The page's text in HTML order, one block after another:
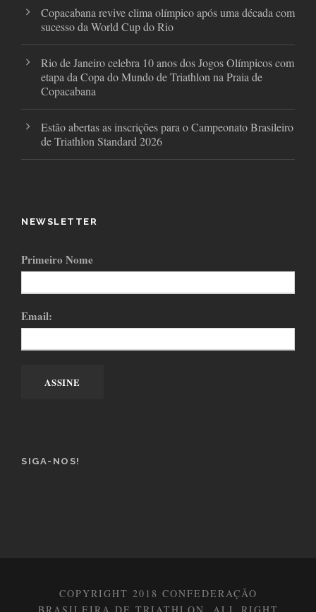
Copacabana revive clima olímpico após uma década com
sucesso da World Cup do Rio
Rio de Janeiro celebra 10 anos dos Jogos Olímpicos com
etapa da Copa do Mundo de Triathlon na Praia de
Copacabana
Estão abertas as inscrições para o Campeonato Brasileiro
de Triathlon Standard 2026
NEWSLETTER
Primeiro Nome
Email:
SIGA-NOS!
COPYRIGHT 2018 CONFEDERAÇÃO